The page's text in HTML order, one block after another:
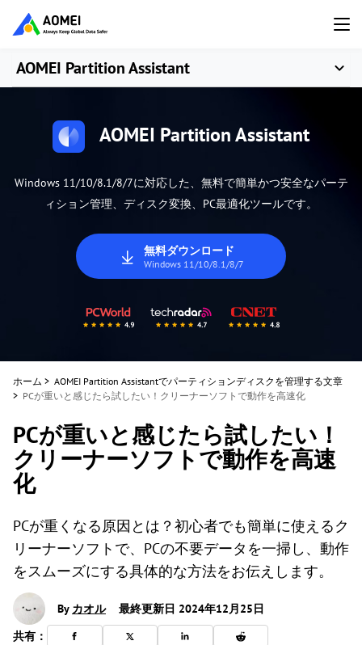
AOMEI Partition Assistant
AOMEI Partition Assistant
Windows 11/10/8.1/8/7に対応した、無料で簡単かつ安全なパーテ
ィション管理、ディスク変換、PC最適化ツールです。
無料ダウンロード
Windows 11/10/8.1/8/7
ホーム > AOMEI Partition Assistantでパーティションディスクを管理する文章
> PCが重いと感じたら試したい！クリーナーソフトで動作を高速化
PCが重いと感じたら試したい！
クリーナーソフトで動作を高速
化
PCが重くなる原因とは？初心者でも簡単に使えるク
リーナーソフトで、PCの不要データを一掃し、動作
をスムーズにする具体的な方法をお伝えします。
By カオル
最終更新日 2024年12月25日
共有：